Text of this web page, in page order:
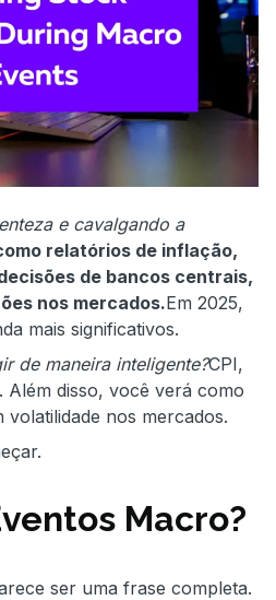
e cavalgando a
relatórios de inflação,
de bancos centrais,
nos mercados.Em 2025,
mais significativos.
de maneira inteligente?CPI,
Além disso, você verá como
volatilidade nos mercados.
Macro?
ser uma frase completa.